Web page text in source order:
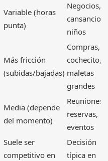
Variable (horas
punta)
Negocios,
cansancio,
niños
Más fricción
(subidas/bajadas)
Compras,
cochecito,
maletas
grandes
Media (depende
del momento)
Reuniones,
reservas,
eventos
Suele ser
competitivo en
Decisión
típica en